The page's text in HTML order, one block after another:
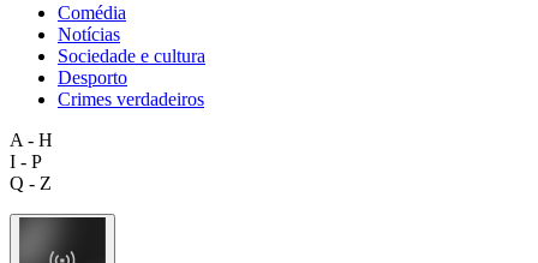
Comédia
Notícias
Sociedade e cultura
Desporto
Crimes verdadeiros
A - H
I - P
Q - Z